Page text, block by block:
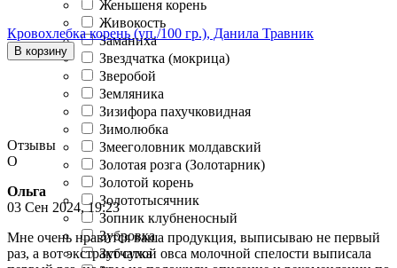
Женьшеня корень
Живокость
Заманиха
Звездчатка (мокрица)
Зверобой
Земляника
Зизифора пахучковидная
Зимолюбка
Змееголовник молдавский
Золотая розга (Золотарник)
Золотой корень
Золототысячник
Зопник клубненосный
Зубровка
Зубчатка
Кровохлебка корень (уп./100 гр.), Данила Травник
В корзину
Отзывы
О
Ольга
03 Сен 2024, 19:23
Мне очень нравится ваша продукция, выписываю не первый
раз, а вот экстракт сухой овса молочной спелости выписала